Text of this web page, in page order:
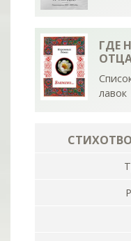
ГДЕ
лавок